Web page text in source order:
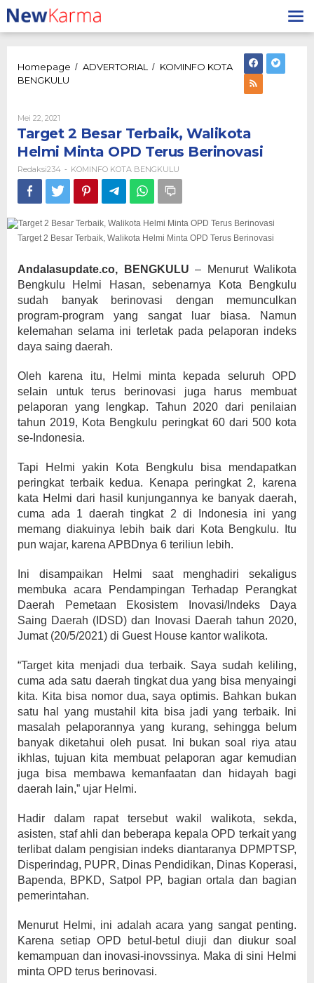
Lewati
ke
konten
Homepage / ADVERTORIAL / KOMINFO KOTA
BENGKULU
Walikota
Minta
OPD
Terus
Berinovasi
Mei 22, 2021
Redaksi234
Target 2 Besar Terbaik, Walikota
Helmi Minta OPD Terus Berinovasi
Redaksi234 - KOMINFO KOTA BENGKULU
Target 2 Besar Terbaik, Walikota Helmi Minta OPD Terus Berinovasi
Andalasupdate.co, BENGKULU – Menurut Walikota
Bengkulu Helmi Hasan, sebenarnya Kota Bengkulu
sudah banyak berinovasi dengan memunculkan
program-program yang sangat luar biasa. Namun
kelemahan selama ini terletak pada pelaporan indeks
daya saing daerah.
Oleh karena itu, Helmi minta kepada seluruh OPD
selain untuk terus berinovasi juga harus membuat
pelaporan yang lengkap. Tahun 2020 dari penilaian
tahun 2019, Kota Bengkulu peringkat 60 dari 500 kota
se-Indonesia.
Tapi Helmi yakin Kota Bengkulu bisa mendapatkan
peringkat terbaik kedua. Kenapa peringkat 2, karena
kata Helmi dari hasil kunjungannya ke banyak daerah,
cuma ada 1 daerah tingkat 2 di Indonesia ini yang
memang diakuinya lebih baik dari Kota Bengkulu. Itu
pun wajar, karena APBDnya 6 teriliun lebih.
Ini disampaikan Helmi saat menghadiri sekaligus
membuka acara Pendampingan Terhadap Perangkat
Daerah Pemetaan Ekosistem Inovasi/Indeks Daya
Saing Daerah (IDSD) dan Inovasi Daerah tahun 2020,
Jumat (20/5/2021) di Guest House kantor walikota.
“Target kita menjadi dua terbaik. Saya sudah keliling,
cuma ada satu daerah tingkat dua yang bisa menyaingi
kita. Kita bisa nomor dua, saya optimis. Bahkan bukan
satu hal yang mustahil kita bisa jadi yang terbaik. Ini
masalah pelaporannya yang kurang, sehingga belum
banyak diketahui oleh pusat. Ini bukan soal riya atau
ikhlas, tujuan kita membuat pelaporan agar kemudian
juga bisa membawa kemanfaatan dan hidayah bagi
daerah lain,” ujar Helmi.
Hadir dalam rapat tersebut wakil walikota, sekda,
asisten, staf ahli dan beberapa kepala OPD terkait yang
terlibat dalam pengisian indeks diantaranya DPMPTSP,
Disperindag, PUPR, Dinas Pendidikan, Dinas Koperasi,
Bapenda, BPKD, Satpol PP, bagian ortala dan bagian
pemerintahan.
Menurut Helmi, ini adalah acara yang sangat penting.
Karena setiap OPD betul-betul diuji dan diukur soal
kemampuan dan inovasi-inovssinya. Maka di sini Helmi
minta OPD terus berinovasi.